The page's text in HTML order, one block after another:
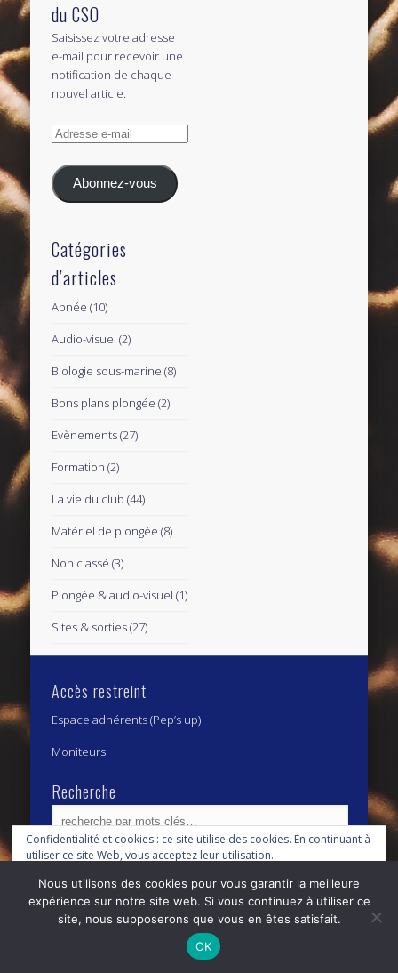
du CSO
Saisissez votre adresse
e-mail pour recevoir une
notification de chaque
nouvel article.
Adresse
mail
Abonnez-vous
Catégories
d’articles
Apnée (10)
Audio-visuel (2)
Biologie sous-marine (8)
Bons plans plongée (2)
Evènements(27)
Formation (2)
La vie du club (44)
Matériel de plongée (8)
Non classé (3)
Plongée & audio-visuel (1)
Sites & sorties(27)
Accès restreint
Espace adhérents (Pep’s up)
Moniteurs
Recherche
Archives
Archives
© 2026 Centre Subaquatique Orléanais - club fédéral
Confidentialité et cookies : ce site utilise des cookies. En continuant à
utiliser ce site Web, vous acceptez leur utilisation.
Pour en savoir plus, notamment sur la façon de contrôler les cookies,
consultez :Politique relative aux cookies
Nous utilisons des cookies pour vous garantir la meilleure
expérience sur notre site web. Si vous continuez à utiliser ce
site, nous supposerons que vous en êtes satisfait.
OK